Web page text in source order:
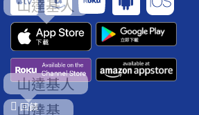
回饋